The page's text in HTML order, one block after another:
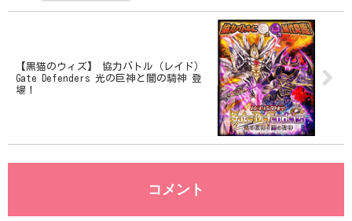
【黒猫のウィズ】 協力バトル（レイド）
Gate Defenders 光の巨神と闇の騎神 登
場！
コメント